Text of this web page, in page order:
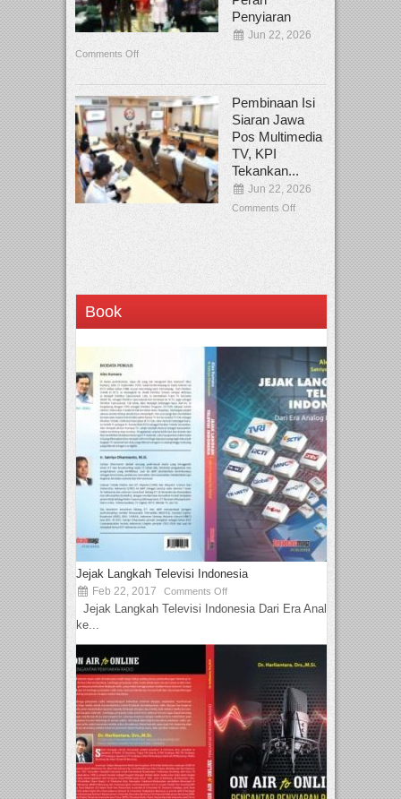
Penyiaran
Jun 22, 2026
Comments Off
Pembinaan Isi
Siaran Jawa
Pos Multimedia
TV, KPI
Tekankan...
Jun 22, 2026
Comments Off
Book
Jejak Langkah Televisi Indonesia
Feb 22, 2017 Comments Off
Jejak Langkah Televisi Indonesia Dari Era Analog
ke...